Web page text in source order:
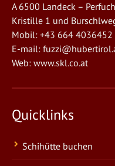
A 6500 Landeck –
Kristille 1 und
Mobil: +43 664 4036452
E-mail:
Web: www.skl.co.at
Quicklinks
Schihütte buchen